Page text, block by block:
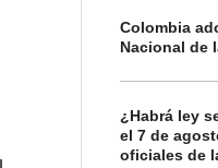
Colombia
Nacional de
¿Habrá ley
el 7 de
oficiales de